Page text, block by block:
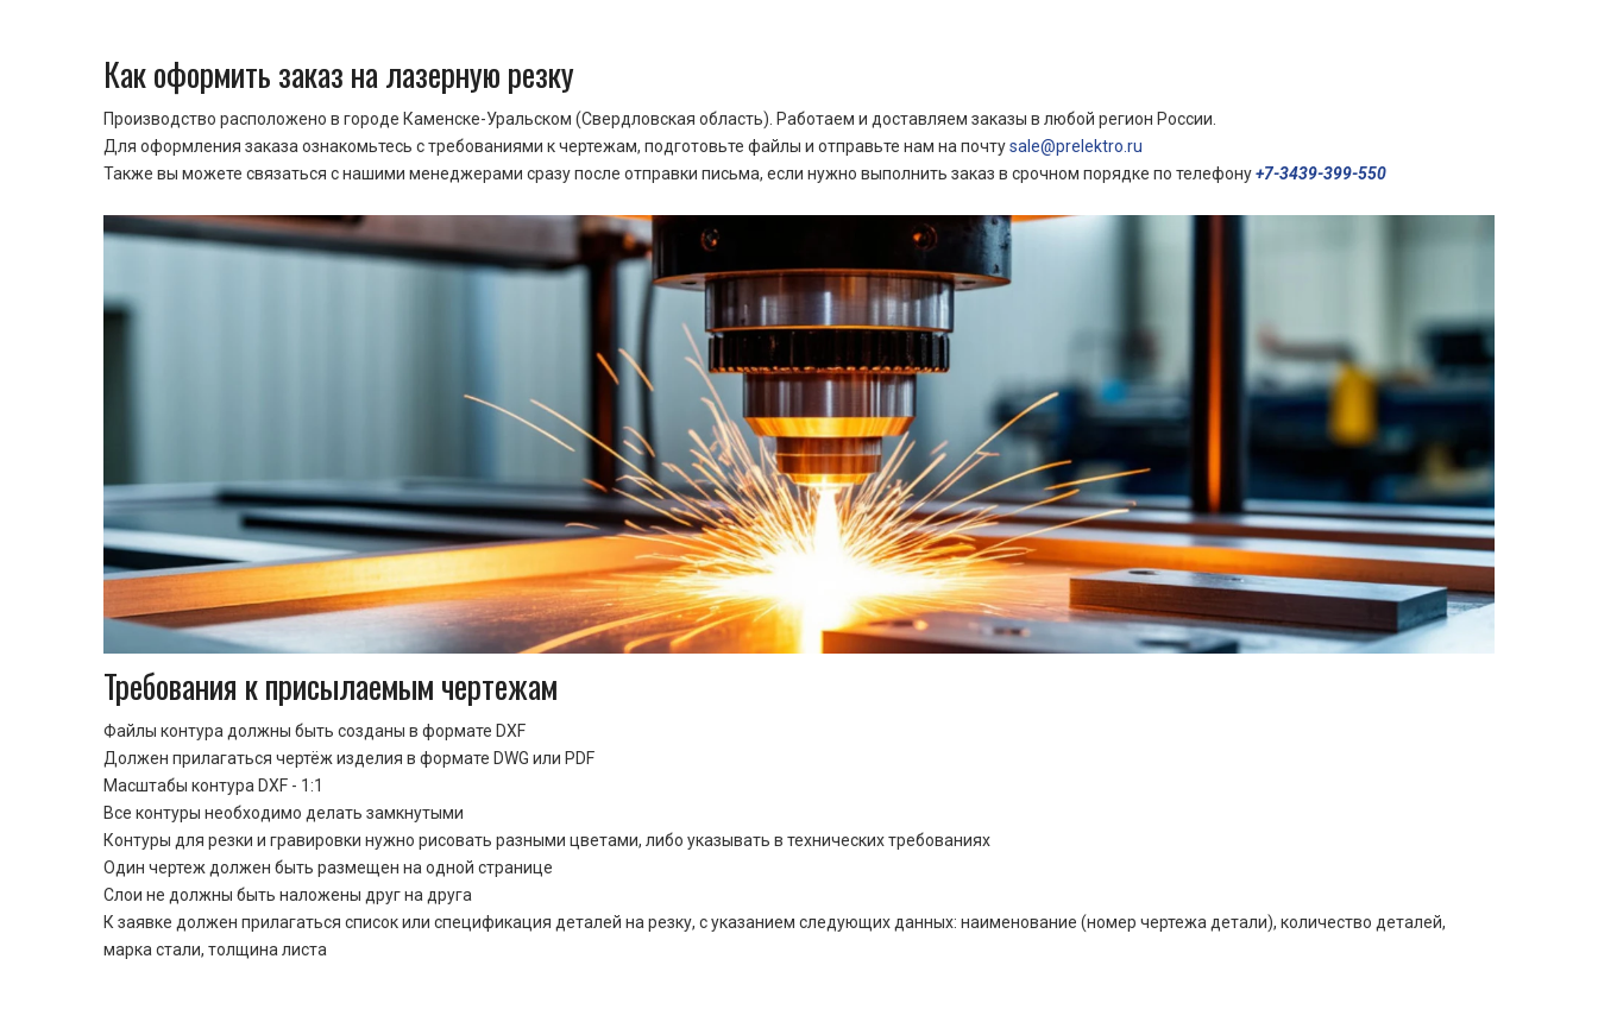
Как оформить заказ на лазерную резку
Производство расположено в городе Каменске-Уральском (Свердловская область). Работаем и доставляем заказы в любой регион России.
Для оформления заказа ознакомьтесь с требованиями к чертежам, подготовьте файлы и отправьте нам на почтуsale@prelektro.ru
Также вы можете связаться с нашими менеджерами сразу после отправки письма, если нужно выполнить заказ в срочном порядке по телефону+7-3439-399-550
Требования к присылаемым чертежам
Файлы контура должны быть созданы в формате DXF
Должен прилагаться чертёж изделия в формате DWG или PDF
Масштабы контура DXF - 1:1
Все контуры необходимо делать замкнутыми
Контуры для резки и гравировки нужно рисовать разными цветами, либо указывать в технических требованиях
Один чертеж должен быть размещен на одной странице
Cлои не должны быть наложены друг на друга
К заявке должен прилагаться список или спецификация деталей на резку, с указанием следующих данных: наименование (номер чертежа детали), количество деталей,
марка стали, толщина листа